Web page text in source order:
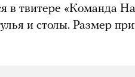
в твитере «Команда
и столы. Размер